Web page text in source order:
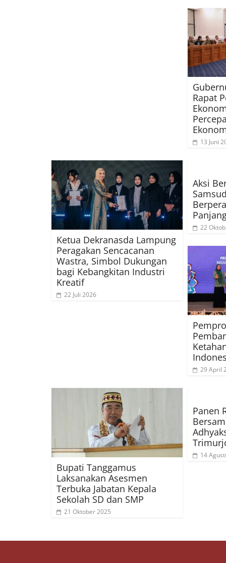
Rapat
13 Juni
Ketua Dekranasda Lampung
Peragakan Sencacanan
Wastra, Simbol Dukungan
bagi Kebangkitan Industri
Kreatif
22 Juli 2026
Aksi
22
29 April
Bupati Tanggamus
Laksanakan Asesmen
Terbuka Jabatan Kepala
Sekolah SD dan SMP
21 Oktober 2025
Panen
14